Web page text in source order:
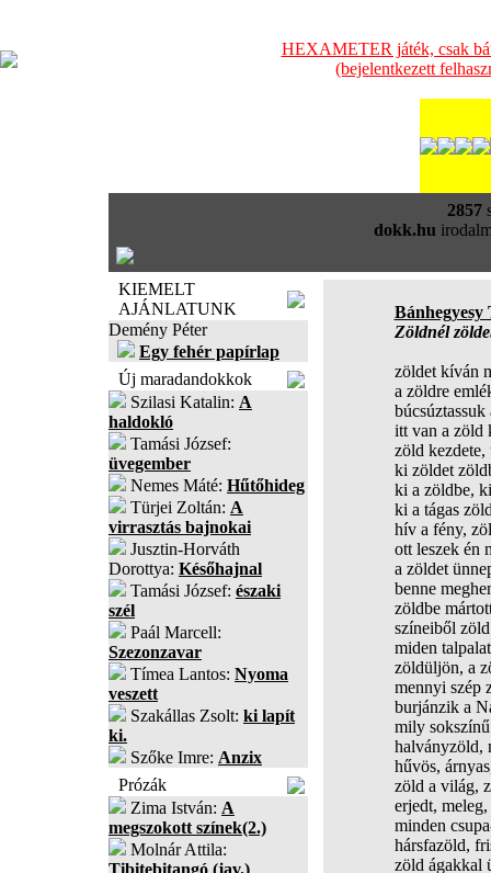
HEXAMETER játék, csak
(bejelentkezett
2857
dokk.hu
KIEMELT
AJÁNLATUNK
Demény Péter
Egy fehér papírlap
Új maradandokkok
Szilasi Katalin: A
haldokló
Tamási József:
üvegember
Nemes Máté: Hűtőhideg
Türjei Zoltán: A
virrasztás bajnokai
Jusztin-Horváth
Dorottya: Későhajnal
Tamási József: északi
szél
Paál Marcell:
Szezonzavar
Tímea Lantos: Nyoma
veszett
Szakállas Zsolt: ki lapít
ki.
Szőke Imre: Anzix
Prózák
Zima István: A
megszokott színek(2.)
Molnár Attila:
Tibitebitangó (jav.)
Bánhegyesy
Zöldnél
zöldet kíván
a zöldre
búcsúztassuk
itt van a zöld
zöld kezdete,
ki zöldet
ki a zöldbe,
ki a tágas
hív a fény,
ott leszek én
a zöldet
benne
zöldbe
színeiből
miden
zöldüljön, a
mennyi szép
burjánzik a
mily
halványzöld,
hűvös,
zöld a világ,
erjedt,
minden
hársfazöld,
zöld ágakkal